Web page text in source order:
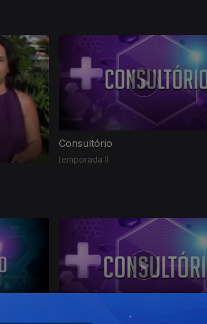
Consultório
temporada II